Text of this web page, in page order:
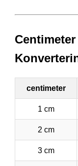
centimeter
1 cm
2 cm
3 cm